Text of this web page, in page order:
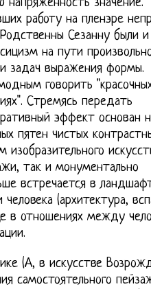
значение.
работу на пленэре
Сезанну были
на пути
задач выражения формы.
говорить
Стремясь передать
эффект основан
пятен чистых
так и монументально
встречается в
(архитектура,
в отношениях между
(А, в искусстве
самостоятельного